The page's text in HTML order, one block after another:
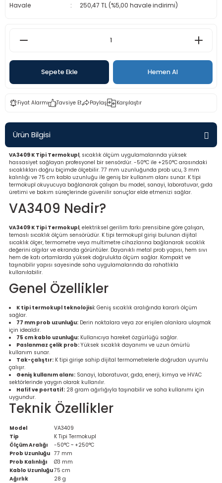
Cihazı
Cihazı
Ölçerler
Havale
250,47 TL (%5,00 havale indirimi)
Sepete Ekle Hemen Al
Fiyat Alarmı Tavsiye Et Paylaş Karşılaştır
Ürün Bilgisi
VA3409 K Tipi Termokupl, sıcaklık ölçüm uygulamalarında yüksek
hassasiyet sağlayan profesyonel bir sensördür. -50°C ile +250°C arasındaki
sıcaklıkları doğru biçimde ölçebilir. 77 mm uzunluğunda prob ucu, 3 mm
kalınlığı ve 75 cm kablo uzunluğu ile geniş bir kullanım alanı sunar. K tipi
termokupl okuyucuya bağlanarak çalışan bu model, sanayi, laboratuvar, gıda
üretimi ve bakım süreçlerinde güvenilir sonuçlar elde etmenizi sağlar.
VA3409 Nedir?
VA3409 K Tipi Termokupl, elektriksel gerilim farkı prensibine göre çalışan,
temaslı sıcaklık ölçüm sensörüdür. K tipi termokupl girişi bulunan dijital
sıcaklık ölçer, termometre veya multimetre cihazlarına bağlanarak sıcaklık
değerini algılar ve ekranda görüntüler. Dayanıklı metal prob yapısı, hem sıvı
hem de katı ortamlarda yüksek doğrulukta ölçüm sağlar. Kompakt ve
taşınabilir yapısı sayesinde saha uygulamalarında da rahatlıkla
kullanılabilir.
Genel Özellikler
K tipi termokupl teknolojisi: Geniş sıcaklık aralığında kararlı ölçüm
sağlar.
77 mm prob uzunluğu: Derin noktalara veya zor erişilen alanlara ulaşmak
için idealdir.
75 cm kablo uzunluğu: Kullanıcıya hareket özgürlüğü sağlar.
Paslanmaz çelik prob: Yüksek sıcaklık dayanımı ve uzun ömürlü
kullanım sunar.
Tak-çalıştır: K tipi girişe sahip dijital termometrelerle doğrudan uyumlu
çalışır.
Geniş kullanım alanı: Sanayi, laboratuvar, gıda, enerji, kimya ve HVAC
sektörlerinde yaygın olarak kullanılır.
Hafif ve portatif: 28 gram ağırlığıyla taşınabilir ve saha kullanımı için
uygundur.
Teknik Özellikler
Model
VA3409
Tip
K Tipi Termokupl
Ölçüm Aralığı
-50°C ~ +250°C
Prob Uzunluğu 77 mm
Prob Kalınlığı
Ø3 mm
Kablo Uzunluğu75 cm
Ağırlık
28 g